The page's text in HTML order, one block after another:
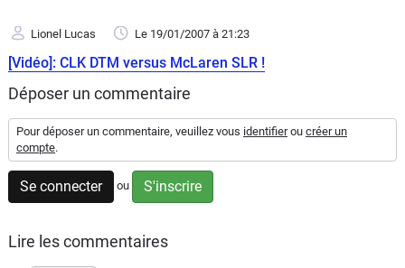
d'achat
Electriques
Utilitaires
Flottes
Auto
Services
Lionel Lucas Le 19/01/2007 à 21:23
[Vidéo]: CLK DTM versus McLaren SLR !
Déposer un commentaire
Pour déposer un commentaire, veuillez vous identifierou créer un
compte.
Se connecter ou S'inscrire
Lire les commentaires